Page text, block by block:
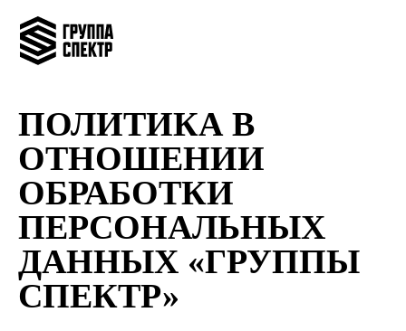
ПОЛИТИКА В
ОТНОШЕНИИ
ОБРАБОТКИ
ПЕРСОНАЛЬНЫХ
ДАННЫХ «ГРУППЫ
СПЕКТР»